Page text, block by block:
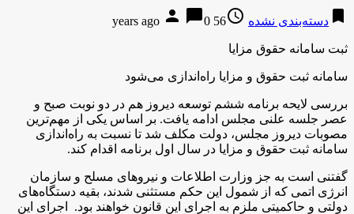
bookmark دسته‌بندی نشده access_time
56 years ago
person chat_bubble0
ثبت سامانه حقوق مزایا
سامانه ثبت حقوق و مزایا راه‌اندازی می‌شود
بررسی لایحه برنامه ششم توسعه دیروز هم در دو نوبت صبح و
عصر جلسه علنی مجلس ادامه یافت. بر اساس یکی از مهم‌ترین
مصوبات دیروز مجلس، دولت مکلف شد تا نسبت به راه‌اندازی
سامانه ثبت حقوق و مزایا در سال اول برنامه اقدام کند.
گفتنی است به جز وزارت اطلاعات و نیروهای مسلح و سازمان
انرژی اتمی که از شمول این حکم مستثنی شدند، بقیه دستگاه‌های
دولتی و حاکمیتی ملزم به اجرای این قانون خواهند بود. اجرای این